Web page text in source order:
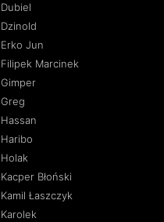
Dubiel
Dzinold
Erko Jun
Filipek Marcinek
Gimper
Greg
Hassan
Haribo
Holak
Kacper Błoński
Kamil Łaszczyk
Karolek